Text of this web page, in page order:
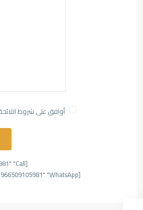
أوافق على شروط اللائحة
[url "tel:+966509105981" "Call"]
[url "https://wa.me/+966509105981" "WhatsApp"]